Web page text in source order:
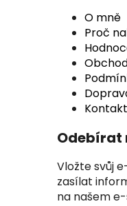
O mně
Proč
Odebírat
Vložte svůj
zasílat
na našem